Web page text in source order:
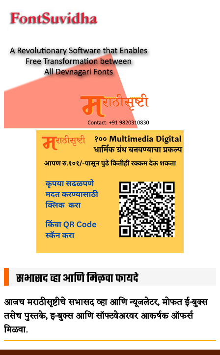
सभासद व्हा आणि मिळवा फायदे
आजच मराठीसृष्टीचे सभासद व्हा आणि न्यूजलेटर, मोफत ई-बुक्स
तसेच पुस्तके, इ-बुक्स आणि सॉफ्टवेअरवर आकर्षक ऑफर्स
मिळवा.